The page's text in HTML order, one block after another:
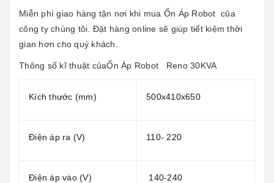
Miễn phí giao hàng tận nơi khi mua Ổn Áp Robot của
công ty chúng tôi. Đặt hàng online sẽ giúp tiết kiệm thời
gian hơn cho quý khách.
Thông số kĩ thuật củaỔn Áp Robot Reno 30KVA
Kích thước (mm) 500x410x650
Điện áp ra (V) 110- 220
Điện áp vào (V) 140-240